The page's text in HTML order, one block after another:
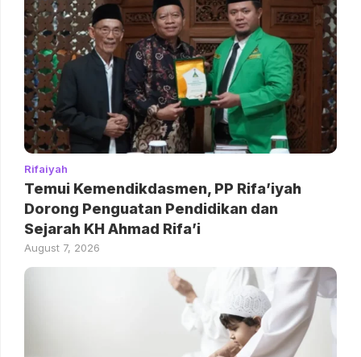
Rifaiyah
Temui Kemendikdasmen, PP Rifa’iyah
Dorong Penguatan Pendidikan dan
Sejarah KH Ahmad Rifa’i
August 7, 2026